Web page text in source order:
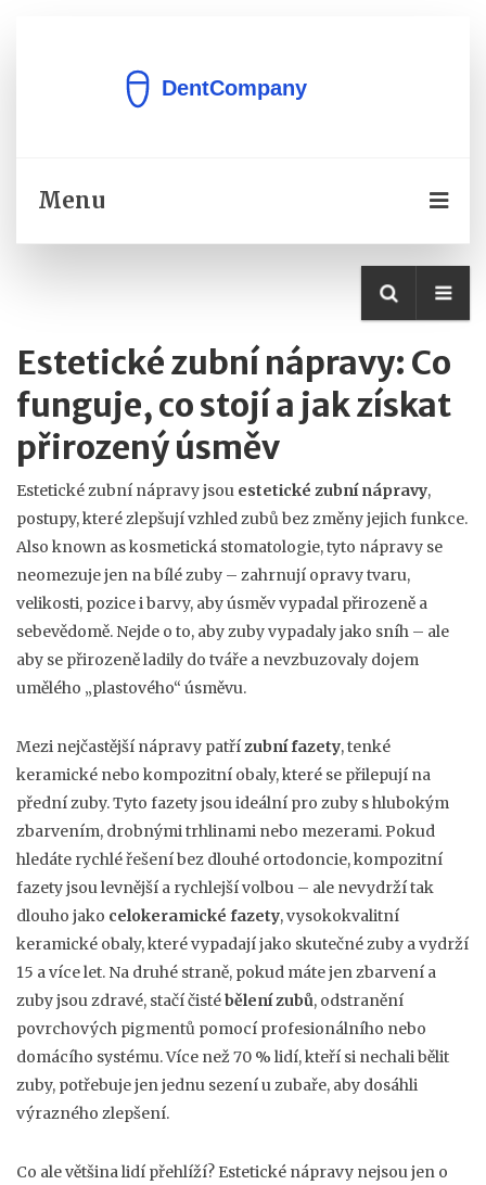
Menu
Estetické zubní nápravy: Co
funguje, co stojí a jak získat
přirozený úsměv
Estetické zubní nápravy jsou estetické zubní nápravy,
postupy, které zlepšují vzhled zubů bez změny jejich funkce.
Also known askosmetická stomatologie, tyto nápravy se
neomezuje jen na bílé zuby – zahrnují opravy tvaru,
velikosti, pozice i barvy, aby úsměv vypadal přirozeně a
sebevědomě. Nejde o to, aby zuby vypadaly jako sníh – ale
aby se přirozeně ladily do tváře a nevzbuzovaly dojem
umělého „plastového“ úsměvu.
Mezi nejčastější nápravy patřízubní fazety,tenké
keramické nebo kompozitní obaly, které se přilepují na
přední zuby. Tyto fazety jsou ideální pro zuby s hlubokým
zbarvením, drobnými trhlinami nebo mezerami. Pokud
hledáte rychlé řešení bez dlouhé ortodoncie, kompozitní
fazety jsou levnější a rychlejší volbou – ale nevydrží tak
dlouho jako celokeramické fazety,vysokokvalitní
keramické obaly, které vypadají jako skutečné zuby a vydrží
15 a více let. Na druhé straně, pokud máte jen zbarvení a
zuby jsou zdravé, stačí čistébělení zubů, odstranění
povrchových pigmentů pomocí profesionálního nebo
domácího systému. Více než 70 % lidí, kteří si nechali bělit
zuby, potřebuje jen jednu sezení u zubaře, aby dosáhli
výrazného zlepšení.
Co ale většina lidí přehlíží? Estetické nápravy nejsou jen o